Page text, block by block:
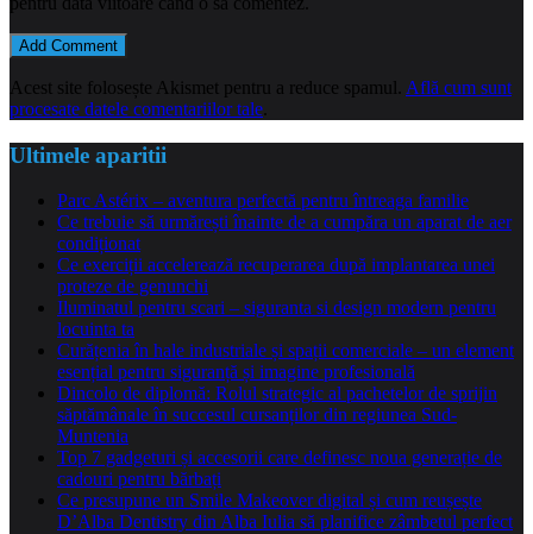
Acest site folosește Akismet pentru a reduce spamul. Află cum sunt
procesate datele comentariilor tale
Ultimele aparitii
Parc Astérix – aventura perfectă pentru întreaga familie
Ce trebuie să urmărești înainte de a cumpăra un aparat de aer
condiționat
Ce exerciții accelerează recuperarea după implantarea unei
proteze de genunchi
Iluminatul pentru scari – siguranta si design modern pentru
locuinta ta
Curățenia în hale industriale și spații comerciale – un element
esențial pentru siguranță și imagine profesională
Dincolo de diplomă: Rolul strategic al pachetelor de sprijin
săptămânale în succesul cursanților din regiunea Sud-
Muntenia
Top 7 gadgeturi și accesorii care definesc noua generație de
cadouri pentru bărbați
Ce presupune un Smile Makeover digital și cum reușește
D’Alba Dentistry din Alba Iulia să planifice zâmbetul perfect